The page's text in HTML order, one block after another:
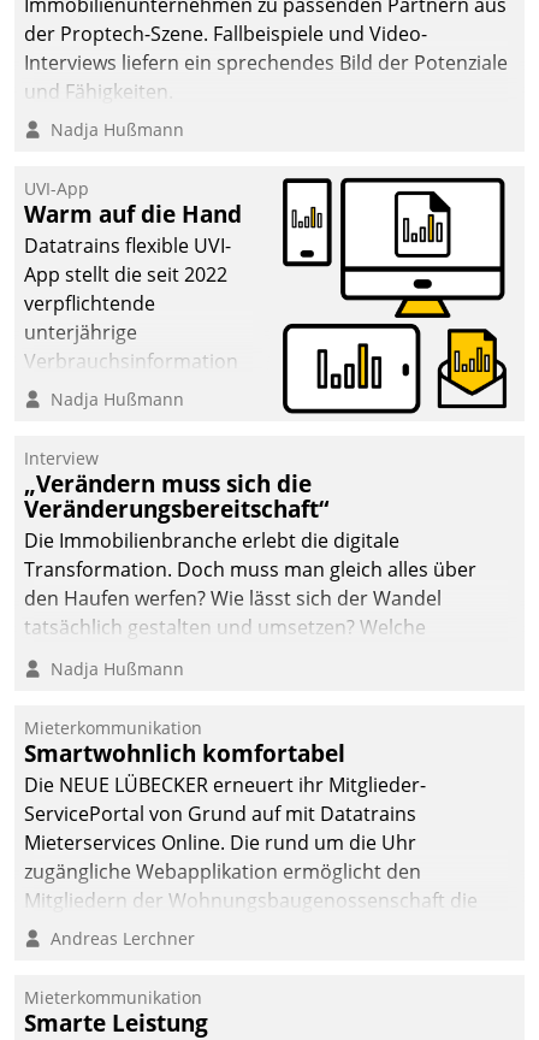
der Proptech-Szene. Fallbeispiele und Video-
Interviews liefern ein sprechendes Bild der Potenziale
und Fähigkeiten.
Nadja Hußmann
UVI-App
Warm auf die Hand
Datatrains flexible UVI-
App stellt die seit 2022
verpflichtende
unterjährige
Verbrauchsinformation
schnell, zuverlässig und
Die monatlichen
Mitteilungen zum
Heizungs- und
Wasserverbrauch gehen
automatisiert, vollständig
und auf Wunsch über
mehrere zuvor
Kommunikationswege bei
Nadja Hußmann
Interview
„Verändern muss sich die
Veränderungsbereitschaft“
Die Immobilienbranche erlebt die digitale
Transformation. Doch muss man gleich alles über
den Haufen werfen? Wie lässt sich der Wandel
tatsächlich gestalten und umsetzen? Welche
Argumente zählen wirklich?
Nadja Hußmann
Mieterkommunikation
Smartwohnlich komfortabel
Die NEUE LÜBECKER erneuert ihr Mitglieder-
ServicePortal von Grund auf mit Datatrains
Mieterservices Online. Die rund um die Uhr
zugängliche Webapplikation ermöglicht den
Mitgliedern der Wohnungs­bau­genossenschaft die
Kontaktaufnahme per Smartphone, Tablet oder PC.
Andreas Lerchner
Mieterkommunikation
Smarte Leistung